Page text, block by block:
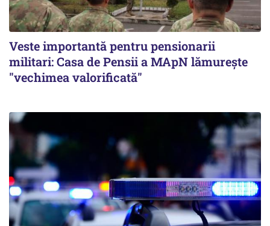
Veste importantă pentru pensionarii
militari: Casa de Pensii a MApN lămurește
"vechimea valorificată"